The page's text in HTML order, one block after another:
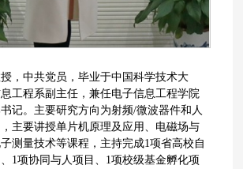
，中共党员，毕业于中国科学技术大
工程系副主任，兼任电子信息工程学院
记。主要研究方向为射频/微波器件和人
主要讲授单片机原理及应用、电磁场与
测量技术等课程，主持完成1项省高校自
1项协同与人项目、1项校级基金孵化项